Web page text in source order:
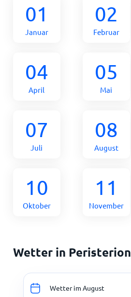
01
Januar
02
Februar
04
April
05
Mai
07
Juli
08
August
10
Oktober
11
November
Wetter in Peristerion
Wetter im August